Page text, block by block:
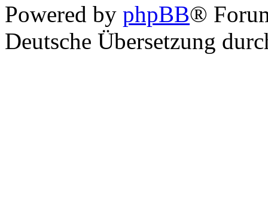
Powered by phpBB®
Deutsche Übersetzung